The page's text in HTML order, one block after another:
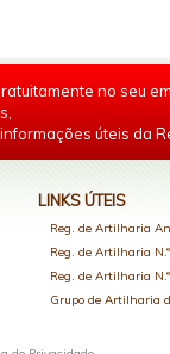
no seu
úteis da
LINKS ÚTEIS
Reg. de Artilharia
Reg. de Artilharia
Reg. de Artilharia
Grupo de Artilharia